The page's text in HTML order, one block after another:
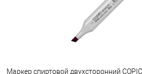
Маркер спиртовой двухсторонний